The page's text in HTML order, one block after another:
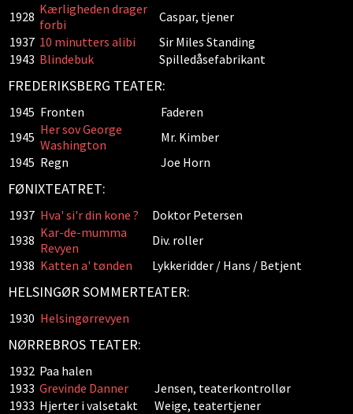
1928 Kærligheden drager
forbi
Caspar, tjener
1937 10 minutters alibi
Sir Miles Standing
1943 Blindebuk Spilledåsefabrikant
FREDERIKSBERG TEATER:
1945 Fronten
Faderen
1945 Her sov George
Washington
Mr. Kimber
1945 Regn Joe Horn
FØNIXTEATRET:
1937 Hva' si'r din kone ?
Doktor Petersen
1938 Kar-de-mumma
Revyen
Div. roller
1938 Katten a' tønden Lykkeridder / Hans / Betjent
HELSINGØR SOMMERTEATER:
1930 Helsingørrevyen
NØRREBROS TEATER:
1932 Paa halen
1933 Grevinde Danner
Jensen, teaterkontrollør
1933 Hjerter i valsetakt
Weige, teatertjener